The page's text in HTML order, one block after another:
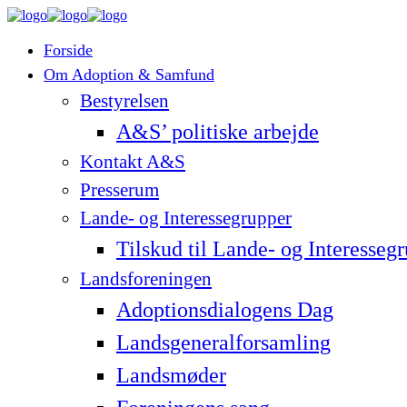
Forside
Om Adoption & Samfund
Bestyrelsen
A&S’ politiske arbejde
Kontakt A&S
Presserum
Lande- og Interessegrupper
Tilskud til Lande- og
Landsforeningen
Adoptionsdialogens Dag
Landsgeneralforsamling
Landsmøder